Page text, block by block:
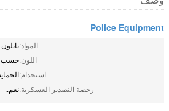
Police
نايلون عالي الجودة
حسب الحاجة
الحماية الأمنية
رخصة التصدير العسكرية:نعم..